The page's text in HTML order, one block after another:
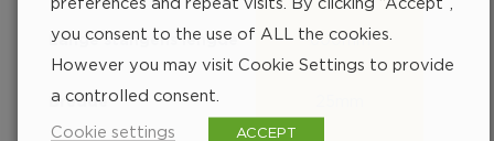
Lange stangens lengde
Bredde
600mm
you consent to the use of ALL the cookies.
However you may visit Cookie Settings to provide
a controlled consent.
Cookie settings ACCEPT